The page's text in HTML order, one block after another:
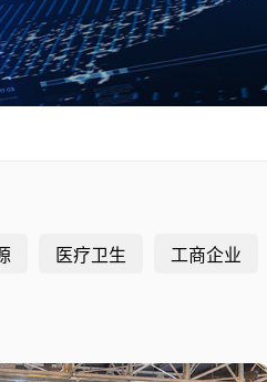
医疗卫生
工商企业